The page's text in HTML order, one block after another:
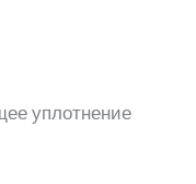
уплотнение